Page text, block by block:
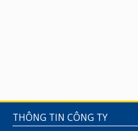
THÔNG TIN CÔNG TY